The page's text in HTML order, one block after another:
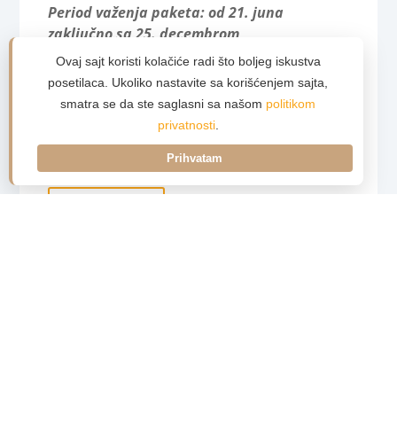
Ovaj sajt koristi kolačiće radi što boljeg iskustva
posetilaca. Ukoliko nastavite sa korišćenjem sajta,
smatra se da ste saglasni sa našom politikom
privatnosti.
Prihvatam
Period važenja paketa: od 21. juna
zaključno sa 25. decembrom
4 noćenja/ 5 dana
30% popusta
Uslov popusta: jedna osoba starija od 65
godina ili penzionerska kartica
Usluga:polupansion (doručak i večera)